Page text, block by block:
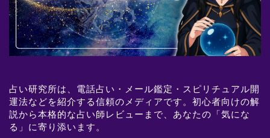
占い研究所は、電話占い・メール鑑定・スピリチュアル開
運法などを紹介する信頼のメディアです。初心者向けの解
説から本格的な占い師レビューまで、あなたの「気にな
る」に寄り添います。